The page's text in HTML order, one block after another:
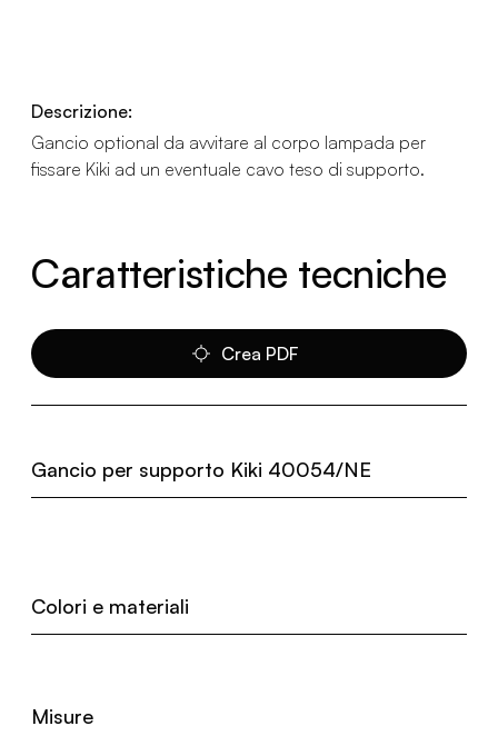
Descrizione:
Gancio optional da avvitare al corpo lampada per
fissare Kiki ad un eventuale cavo teso di supporto.
Caratteristiche tecniche
Crea PDF
Gancio per supporto Kiki 40054/NE
Colori e materiali
Misure